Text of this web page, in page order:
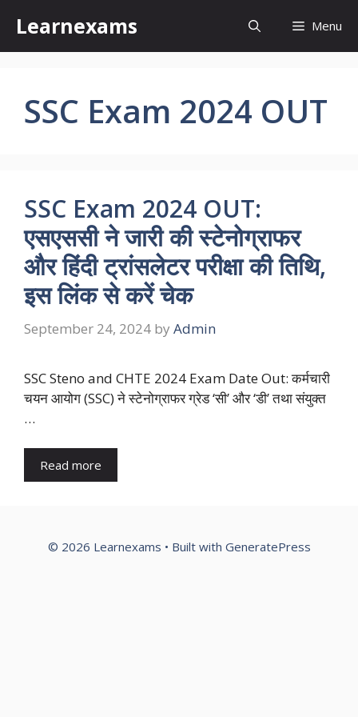
content
Learnexams Menu
SSC Exam 2024 OUT
SSC Exam 2024 OUT:
एसएससी ने जारी की स्टेनोग्राफर
और ​हिंदी ट्रांसलेटर परीक्षा की तिथि,
इस लिंक से करें चेक
September 24, 2024 by Admin
SSC Steno and CHTE 2024 Exam Date Out: कर्मचारी
चयन आयोग (SSC) ने स्टेनोग्राफर ग्रेड ‘सी’ और ‘डी’ तथा संयुक्त
…
Read more
© 2026 Learnexams • Built with GeneratePress